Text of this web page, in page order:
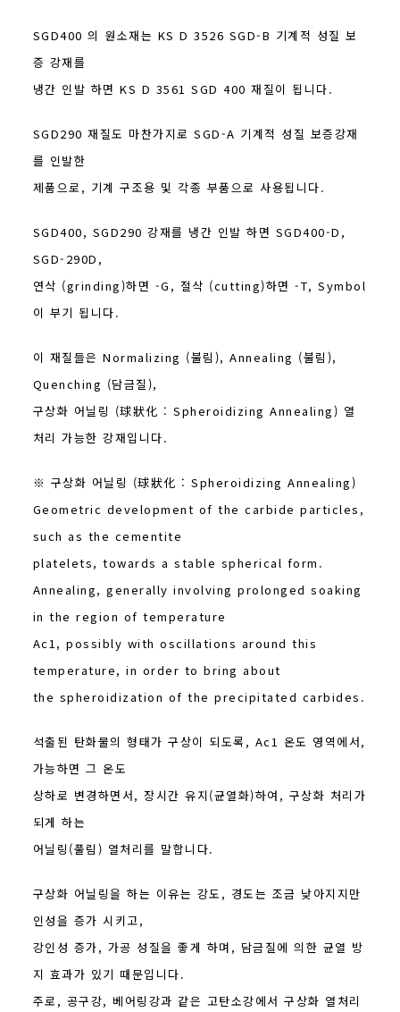
SGD400 의 원소재는 KS D 3526 SGD-B 기계적 성질 보
증 강재를
냉간 인발 하면 KS D 3561 SGD 400 재질이 됩니다.
SGD290 재질도 마찬가지로 SGD-A 기계적 성질 보증강재
를 인발한
제품으로, 기계 구조용 및 각종 부품으로 사용됩니다.
SGD400, SGD290 강재를 냉간 인발 하면 SGD400-D,
SGD-290D,
연삭 (grinding)하면 -G, 절삭 (cutting)하면 -T, Symbol
이 부기 됩니다.
이 재질들은 Normalizing (불림), Annealing (불림),
Quenching (담금질),
구상화 어닐링 (球狀化 : Spheroidizing Annealing) 열
처리 가능한 강재입니다.
※ 구상화 어닐링 (球狀化 : Spheroidizing Annealing)
Geometric development of the carbide particles,
such as the cementite
platelets, towards a stable spherical form.
Annealing, generally involving prolonged soaking
in the region of temperature
Ac1, possibly with oscillations around this
temperature, in order to bring about
the spheroidization of the precipitated carbides.
석출된 탄화물의 형태가 구상이 되도록, Ac1 온도 영역에서,
가능하면 그 온도
상하로 변경하면서, 장시간 유지(균열화)하여, 구상화 처리가
되게 하는
어닐링(풀림) 열처리를 말합니다.
구상화 어닐링을 하는 이유는 강도, 경도는 조금 낮아지지만
인성을 증가 시키고,
강인성 증가, 가공 성질을 좋게 하며, 담금질에 의한 균열 방
지 효과가 있기 때문입니다.
주로, 공구강, 베어링강과 같은 고탄소강에서 구상화 열처리